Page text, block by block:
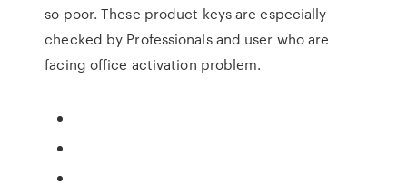
so poor. These product keys are especially
checked by Professionals and user who are
facing office activation problem.